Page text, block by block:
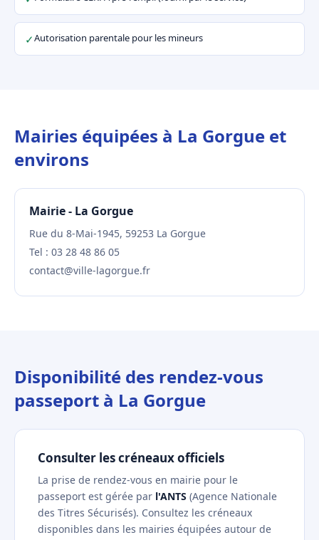
✓Autorisation parentale pour les mineurs
Mairies équipées à La Gorgue et
environs
Mairie - La Gorgue
Rue du 8-Mai-1945, 59253 La Gorgue
Tel : 03 28 48 86 05
contact@ville-lagorgue.fr
Disponibilité des rendez-vous
passeport à La Gorgue
Consulter les créneaux officiels
La prise de rendez-vous en mairie pour le
passeport est gérée par l'ANTS (Agence Nationale
des Titres Sécurisés). Consultez les créneaux
disponibles dans les mairies équipées autour de